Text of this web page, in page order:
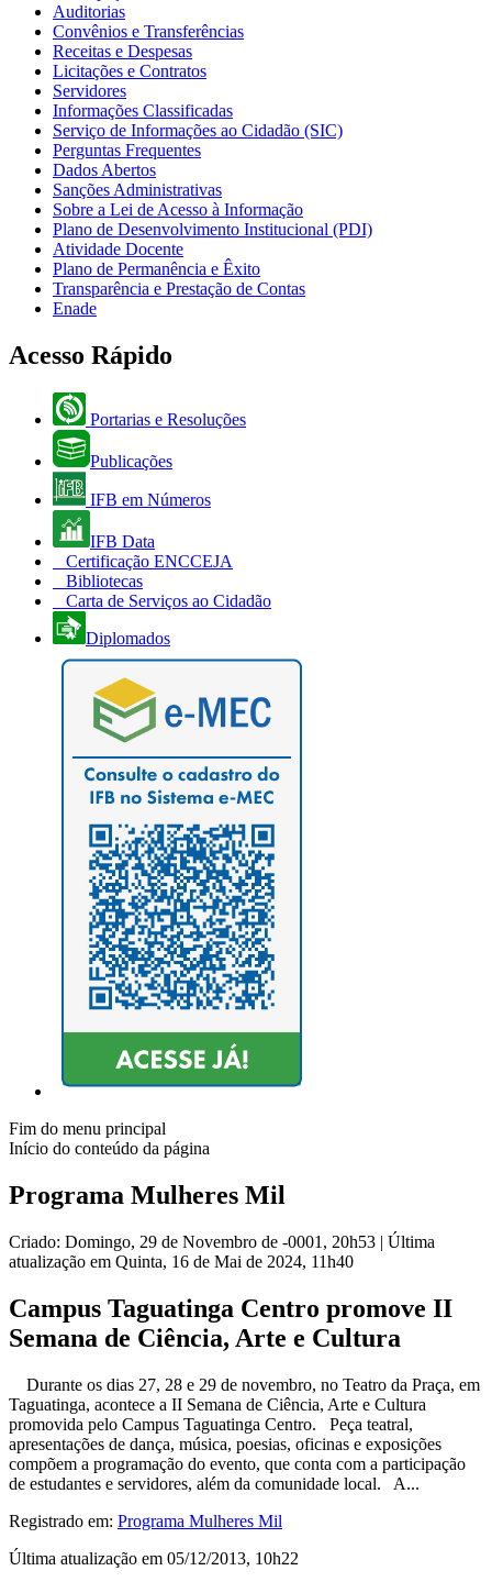
Auditorias
Convênios e Transferências
Receitas e Despesas
Licitações e Contratos
Servidores
Informações Classificadas
Serviço de Informações ao Cidadão (SIC)
Perguntas Frequentes
Dados Abertos
Sanções Administrativas
Sobre a Lei de Acesso à Informação
Plano de Desenvolvimento Institucional (PDI)
Atividade Docente
Plano de Permanência e Êxito
Transparência e Prestação de Contas
Enade
Acesso Rápido
Portarias e Resoluções
Publicações
IFB em Números
IFB Data
Certificação ENCCEJA
Bibliotecas
Carta de Serviços ao Cidadão
Diplomados
Fim do menu principal
Início do conteúdo da página
Programa Mulheres Mil
Criado: Domingo, 29 de Novembro de -0001, 20h53 | Última
atualização em Quinta, 16 de Mai de 2024, 11h40
Campus Taguatinga Centro promove II
Semana de Ciência, Arte e Cultura
Durante os dias 27, 28 e 29 de novembro, no Teatro da Praça, em
Taguatinga, acontece a II Semana de Ciência, Arte e Cultura
promovida pelo Campus Taguatinga Centro. Peça teatral,
apresentações de dança, música, poesias, oficinas e exposições
compõem a programação do evento, que conta com a participação
de estudantes e servidores, além da comunidade local. A...
Registrado em: Programa Mulheres Mil
Última atualização em 05/12/2013, 10h22